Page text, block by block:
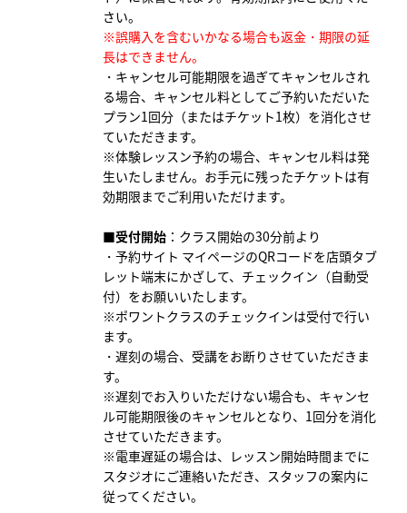
さい。
※誤購入を含むいかなる場合も返金・期限の延
長はできません。
・キャンセル可能期限を過ぎてキャンセルされ
る場合、キャンセル料としてご予約いただいた
プラン1回分（またはチケット1枚）を消化させ
ていただきます。
※体験レッスン予約の場合、キャンセル料は発
生いたしません。お手元に残ったチケットは有
効期限までご利用いただけます。
■受付開始 ：クラス開始の30分前より
・予約サイト マイページのQRコードを店頭タブ
レット端末にかざして、チェックイン（自動受
付）をお願いいたします。
※ポワントクラスのチェックインは受付で行い
ます。
・遅刻の場合、受講をお断りさせていただきま
す。
※遅刻でお入りいただけない場合も、キャンセ
ル可能期限後のキャンセルとなり、1回分を消化
させていただきます。
※電車遅延の場合は、レッスン開始時間までに
スタジオにご連絡いただき、スタッフの案内に
従ってください。